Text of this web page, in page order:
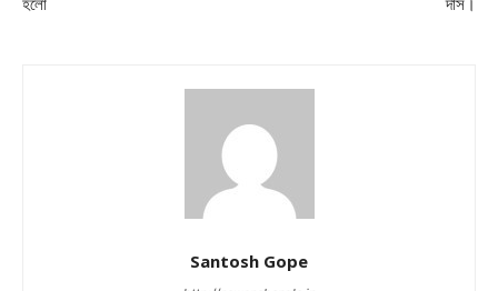
হলো
দাস।
Santosh Gope